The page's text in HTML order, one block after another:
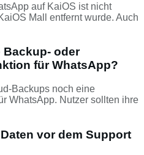
auf KaiOS ist nicht
Mall entfernt wurde. Auch
Backup- oder
für WhatsApp?
Backups noch eine
WhatsApp. Nutzer sollten ihre
vor dem Support